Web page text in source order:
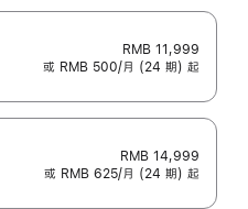
RMB 11,999
或 RMB 500/月 (24 期) 起
RMB 14,999
或 RMB 625/月 (24 期) 起